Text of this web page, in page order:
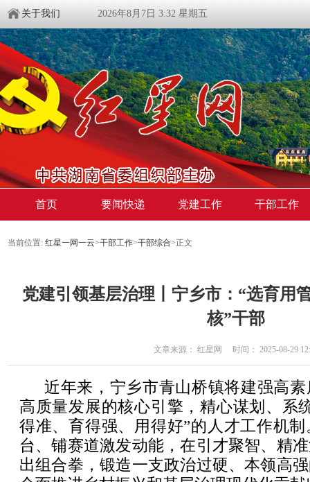
关于我们 2026年8月7日 3:32 星期五
首页 要闻快递 党建工作 干部工作
当前位置: 红星一网一云>干部工作>干部综合>正文
党建引领基层治理丨​宁乡市：“选育用
核”干部
文章来源： 红星网 时间： 2025-08-29
近年来，宁乡市青山桥镇将建强高
高质量发展的核心引擎，精心谋划、系
得准、育得强、用得好”的人才工作机
台、铺赛道激发动能，在引才聚智、精
出组合拳，锻造一支政治过硬、本领高